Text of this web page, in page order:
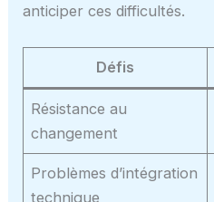
anticiper ces difficultés.
Défis
Résistance au
changement
Problèmes d’intégration
technique